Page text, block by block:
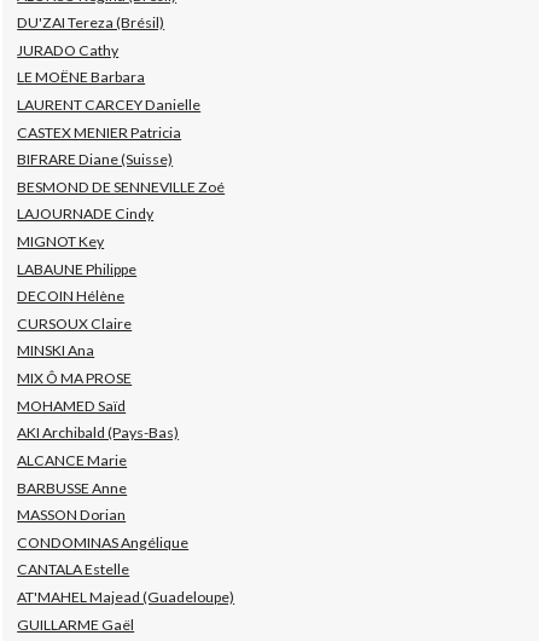
DU'ZAI Tereza (Brésil)
JURADO Cathy
LE MOËNE Barbara
LAURENT CARCEY Danielle
CASTEX MENIER Patricia
BIFRARE Diane (Suisse)
BESMOND DE SENNEVILLE Zoé
LAJOURNADE Cindy
MIGNOT Key
LABAUNE Philippe
DECOIN Hélène
CURSOUX Claire
MINSKI Ana
MIX Ô MA PROSE
MOHAMED Saïd
AKI Archibald (Pays-Bas)
ALCANCE Marie
BARBUSSE Anne
MASSON Dorian
CONDOMINAS Angélique
CANTALA Estelle
AT'MAHEL Majead (Guadeloupe)
GUILLARME Gaël